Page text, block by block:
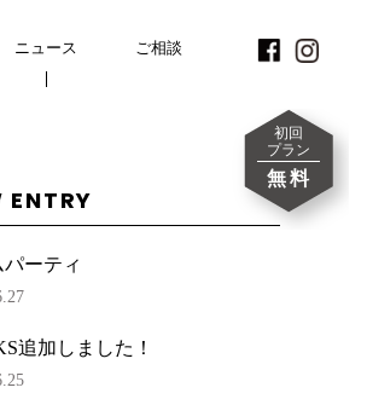
ニュース
NEWS ご相談
CONTACT
初回
プラン
無料
ENTRY
ーティ
追加しました！